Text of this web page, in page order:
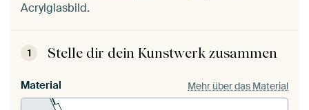
Acrylglasbild.
1 Stelle dir dein Kunstwerk zusammen
Material Mehr über das Material